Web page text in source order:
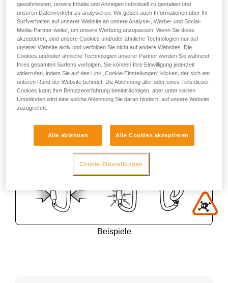
Beispiele
gewährleisten, unsere Inhalte und Anzeigen individuell zu gestalten und
unseren Datenverkehr zu analysieren. Wir geben auch Informationen über Ihr
Surfverhalten auf unserer Website an unsere Analyse-, Werbe- und Social-
Media-Partner weiter, um unsere Werbung anzupassen. Wenn Sie diese
akzeptieren, sind unsere Cookies und/oder ähnliche Technologien nur auf
unserer Website aktiv und verfolgen Sie nicht auf andere Websites. Die
Cookies und/oder ähnliche Technologien unserer Partner werden Sie während
Ihres gesamten Surfens verfolgen. Sie können Ihre Einwilligung jederzeit
widerrufen, indem Sie auf den Link „Cookie-Einstellungen“ klicken, der sich am
unteren Rand der Website befindet. Die Ablehnung aller oder eines Teils dieser
Cookies kann Ihre Benutzererfahrung beeinträchtigen, aber unter keinen
Umständen wird eine solche Ablehnung Sie daran hindern, auf unsere Website
zuzugreifen.
Alle ablehnen Alle Cookies akzeptieren
Cookie-Einstellungen